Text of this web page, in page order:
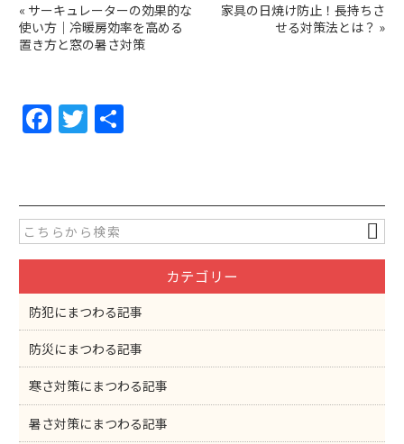
« サーキュレーターの効果的な
使い方｜冷暖房効率を高める
置き方と窓の暑さ対策
家具の日焼け防止！長持ちさ
せる対策法とは？ »
F
a
e
b
o
o
k
T
w
er
カテゴリー
防犯にまつわる記事
防災にまつわる記事
寒さ対策にまつわる記事
暑さ対策にまつわる記事